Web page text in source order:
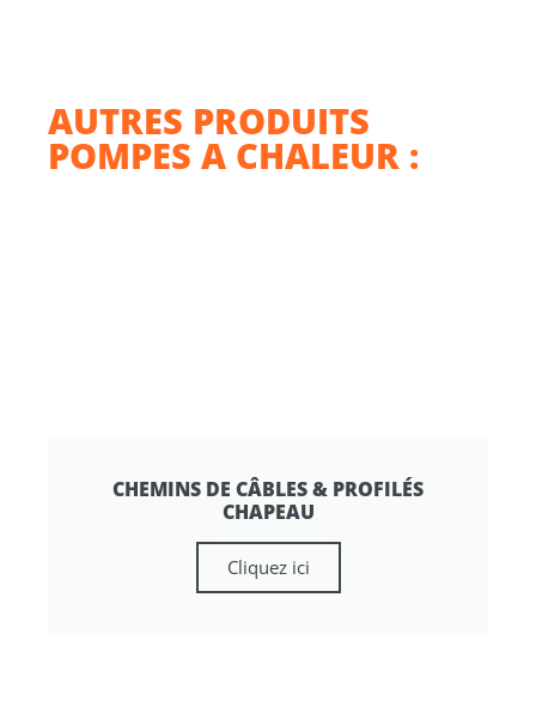
AUTRES PRODUITS
POMPES A CHALEUR :
CHEMINS DE CÂBLES & PROFILÉS
CHAPEAU
Cliquez ici